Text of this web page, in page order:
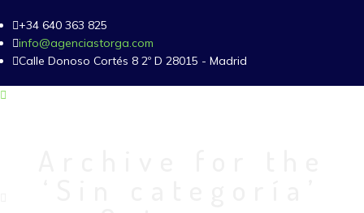
+34 640 363 825
info@agenciastorga.com
Calle Donoso Cortés 8 2º D 28015 - Madrid